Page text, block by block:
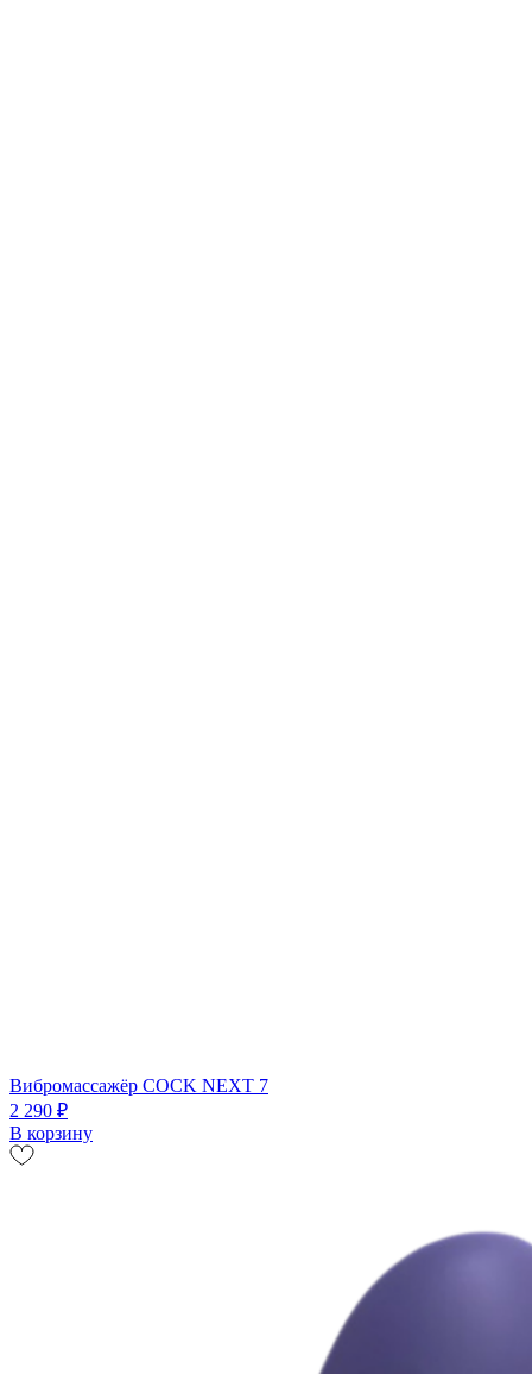
Вибромассажёр COCK NEXT 7
2 290 ₽
В корзину